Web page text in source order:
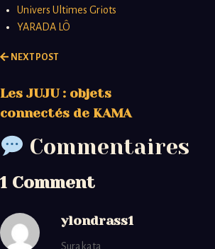
Univers Ultimes Griots
YARADA LÔ
NEXT POST
Les JUJU : objets
connectés de KAMA
Commentaires
1 Comment
ylondrass1
Surakata